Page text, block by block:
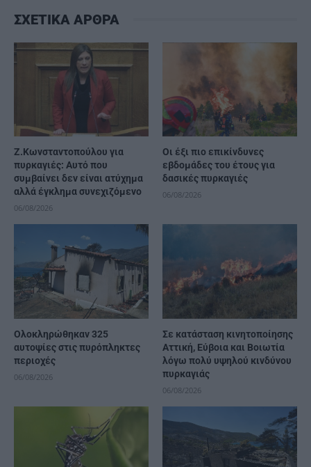
ΣΧΕΤΙΚΑ ΑΡΘΡΑ
Ζ.Κωνσταντοπούλου για
πυρκαγιές: Αυτό που
συμβαίνει δεν είναι ατύχημα
αλλά έγκλημα συνεχιζόμενο
06/08/2026
Οι έξι πιο επικίνδυνες
εβδομάδες του έτους για
δασικές πυρκαγιές
06/08/2026
Ολοκληρώθηκαν 325
αυτοψίες στις πυρόπληκτες
περιοχές
06/08/2026
Σε κατάσταση κινητοποίησης
Αττική, Εύβοια και Βοιωτία
λόγω πολύ υψηλού κινδύνου
πυρκαγιάς
06/08/2026